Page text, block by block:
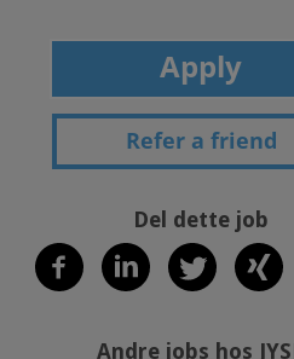
Apply
Refer a friend
Del dette job
Andre jobs hos